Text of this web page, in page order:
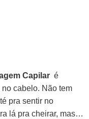
Capilar é
cabelo. Não tem
pra sentir no
lá pra cheirar, mas…